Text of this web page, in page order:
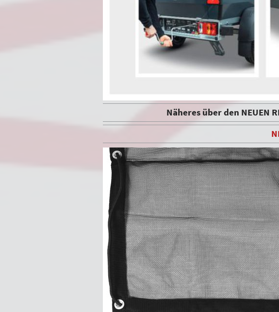
Näheres über den NEUEN